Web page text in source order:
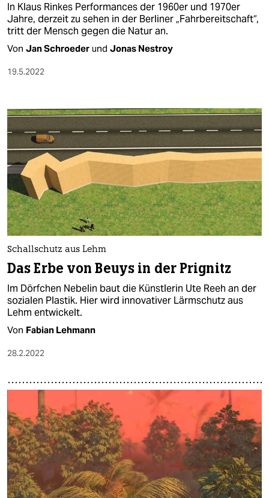
In Klaus Rinkes Performances der 1960er und 1970er
Jahre, derzeit zu sehen in der Berliner „Fahrbereitschaft“,
tritt der Mensch gegen die Natur an.
Von Jan Schroeder und Jonas Nestroy
19.5.2022
Schallschutz aus Lehm
Das Erbe von Beuys in der Prignitz
Im Dörfchen Nebelin baut die Künstlerin Ute Reeh an der
sozialen Plastik. Hier wird innovativer Lärmschutz aus
Lehm entwickelt.
Von Fabian Lehmann
28.2.2022